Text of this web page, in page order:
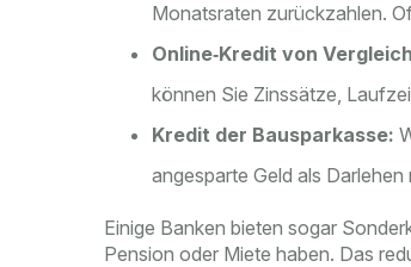
Monatsraten zurückzahlen.
Online‑Kredit von
können Sie Zinssätze,
Kredit der Bausparkasse:
angesparte Geld als
Einige Banken bieten sogar
Pension oder Miete haben. Das